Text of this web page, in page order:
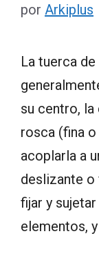
por Arkiplus
La tuerca
su centro, la
rosca (fina o
acoplarla a
deslizante o
fijar y
elementos,